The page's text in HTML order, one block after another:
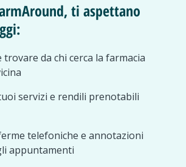
ti aspettano
da chi cerca la farmacia
servizi e rendili prenotabili
telefoniche e annotazioni
appuntamenti